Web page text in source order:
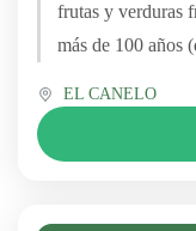
frutas y verduras
más de 100 años
EL CANELO